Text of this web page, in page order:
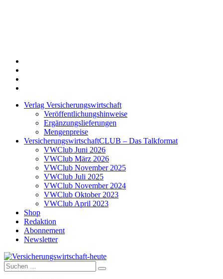
Verlag Versicherungswirtschaft
Veröffentlichungshinweise
Ergänzungslieferungen
Mengenpreise
VersicherungswirtschaftCLUB – Das Talkformat
VWClub Juni 2026
VWClub März 2026
VWClub November 2025
VWClub Juli 2025
VWClub November 2024
VWClub Oktober 2023
VWClub April 2023
Shop
Redaktion
Abonnement
Newsletter
Versicherungswirtschaft-heute
Suche
nach: